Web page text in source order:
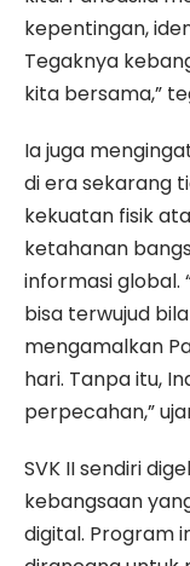
kepentingan,
Tegaknya
kita bersama,”
Ia juga
di era sekarang
kekuatan fisik
ketahanan
informasi global.
bisa terwujud
mengamalkan
hari. Tanpa itu,
perpecahan,”
SVK II sendiri
kebangsaan
digital. Program